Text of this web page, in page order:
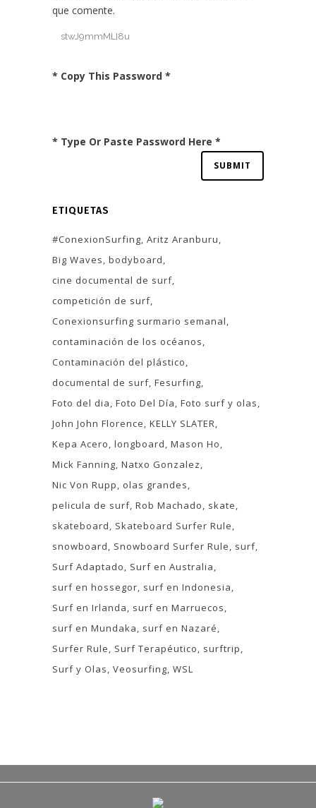
que comente.
* Copy This Password *
* Type Or Paste Password Here *
ETIQUETAS
#ConexionSurfing Aritz Aranburu
Big Waves bodyboard
cine documental de surf
competición de surf
Conexionsurfing surmario semanal
contaminación de los océanos
Contaminación del plástico
documental de surf Fesurfing
Foto del dia Foto Del Día Foto surf y olas
John John Florence KELLY SLATER
Kepa Acero longboard Mason Ho
Mick Fanning Natxo Gonzalez
Nic Von Rupp
olas grandes
pelicula de surf Rob Machado
skate
skateboard
Skateboard Surfer Rule
snowboard
Snowboard Surfer Rule
surf
Surf Adaptado
Surf en Australia
surf en hossegor surf en Indonesia
Surf en Irlanda
surf en Marruecos
surf en Mundaka
surf en Nazaré
Surfer Rule
Surf Terapéutico
surftrip
Surf y Olas Veosurfing WSL